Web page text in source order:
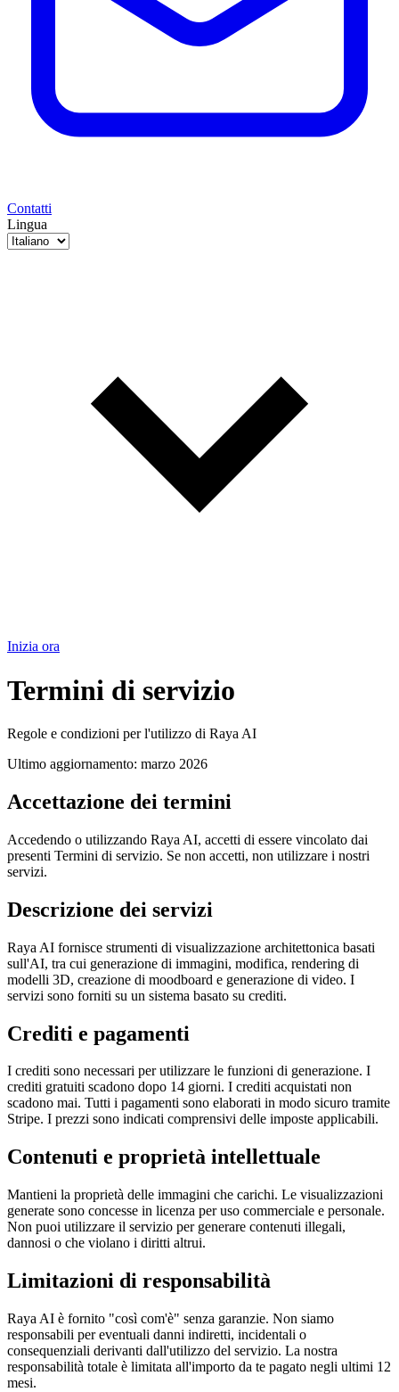
Contatti
Lingua
Inizia ora
Termini di servizio
Regole e condizioni per l'utilizzo di Raya AI
Ultimo aggiornamento: marzo 2026
Accettazione dei termini
Accedendo o utilizzando Raya AI, accetti di essere vincolato dai
presenti Termini di servizio. Se non accetti, non utilizzare i nostri
servizi.
Descrizione dei servizi
Raya AI fornisce strumenti di visualizzazione architettonica basati
sull'AI, tra cui generazione di immagini, modifica, rendering di
modelli 3D, creazione di moodboard e generazione di video. I
servizi sono forniti su un sistema basato su crediti.
Crediti e pagamenti
I crediti sono necessari per utilizzare le funzioni di generazione. I
crediti gratuiti scadono dopo 14 giorni. I crediti acquistati non
scadono mai. Tutti i pagamenti sono elaborati in modo sicuro tramite
Stripe. I prezzi sono indicati comprensivi delle imposte applicabili.
Contenuti e proprietà intellettuale
Mantieni la proprietà delle immagini che carichi. Le visualizzazioni
generate sono concesse in licenza per uso commerciale e personale.
Non puoi utilizzare il servizio per generare contenuti illegali,
dannosi o che violano i diritti altrui.
Limitazioni di responsabilità
Raya AI è fornito "così com'è" senza garanzie. Non siamo
responsabili per eventuali danni indiretti, incidentali o
consequenziali derivanti dall'utilizzo del servizio. La nostra
responsabilità totale è limitata all'importo da te pagato negli ultimi 12
mesi.